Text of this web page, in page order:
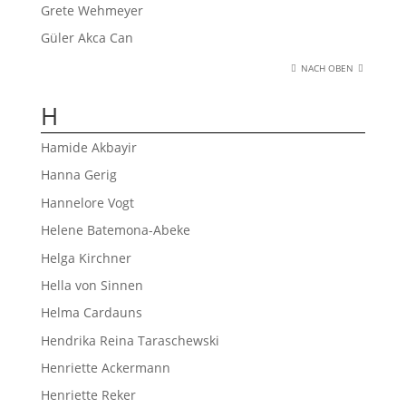
Grete Wehmeyer
Güler Akca Can
NACH OBEN
H
Hamide Akbayir
Hanna Gerig
Hannelore Vogt
Helene Batemona-Abeke
Helga Kirchner
Hella von Sinnen
Helma Cardauns
Hendrika Reina Taraschewski
Henriette Ackermann
Henriette Reker